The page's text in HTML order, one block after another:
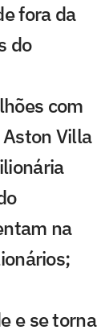
fora da
do
com
Villa
na
e se torna